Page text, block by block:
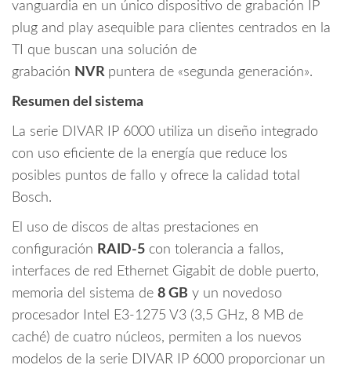
vanguardia en un único dispositivo de grabación IP
plug and play asequible para clientes centrados en la
TI que buscan una solución de
grabación NVR puntera de «segunda generación».
Resumen del sistema
La serie DIVAR IP 6000 utiliza un diseño integrado
con uso eficiente de la energía que reduce los
posibles puntos de fallo y ofrece la calidad total
Bosch.
El uso de discos de altas prestaciones en
configuración RAID-5 con tolerancia a fallos,
interfaces de red Ethernet Gigabit de doble puerto,
memoria del sistema de 8 GB y un novedoso
procesador Intel E3-1275 V3 (3,5 GHz, 8 MB de
caché) de cuatro núcleos, permiten a los nuevos
modelos de la serie DIVAR IP 6000 proporcionar un